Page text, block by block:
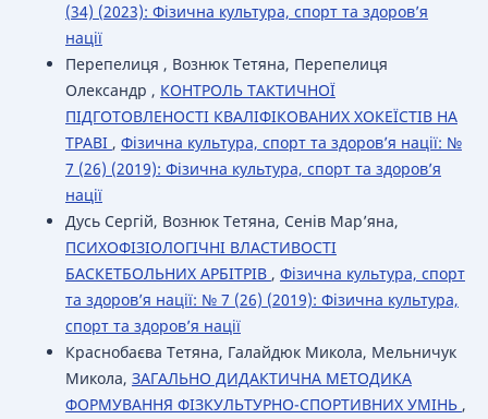
(34) (2023): Фізична культура, спорт та здоров’я
нації
Перепелиця , Вознюк Тетяна, Перепелиця
Олександр , КОНТРОЛЬ ТАКТИЧНОЇ
ПІДГОТОВЛЕНОСТІ КВАЛІФІКОВАНИХ ХОКЕЇСТІВ НА
ТРАВІ , Фізична культура, спорт та здоров’я нації: №
7 (26) (2019): Фізична культура, спорт та здоров’я
нації
Дусь Сергій, Вознюк Тетяна, Сенів Мар’яна,
ПСИХОФІЗІОЛОГІЧНІ ВЛАСТИВОСТІ
БАСКЕТБОЛЬНИХ АРБІТРІВ , Фізична культура, спорт
та здоров’я нації: № 7 (26) (2019): Фізична культура,
спорт та здоров’я нації
Краснобаєва Тетяна, Галайдюк Микола, Мельничук
Микола, ЗАГАЛЬНО ДИДАКТИЧНА МЕТОДИКА
ФОРМУВАННЯ ФІЗКУЛЬТУРНО-СПОРТИВНИХ УМІНЬ ,